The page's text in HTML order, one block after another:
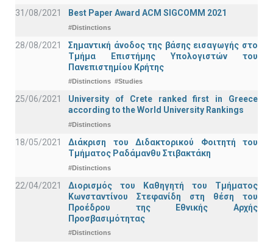
31/08/2021 Best Paper Award ACM SIGCOMM 2021
#Distinctions
28/08/2021
Σημαντική άνοδος της βάσης εισαγωγής στο
Τμήμα Επιστήμης Υπολογιστών του
Πανεπιστημίου Κρήτης
#Distinctions #Studies
25/06/2021
University of Crete ranked first in Greece
according to the World University Rankings
#Distinctions
18/05/2021
Διάκριση του Διδακτορικού Φοιτητή του
Τμήματος Ραδάμανθυ Στιβακτάκη
#Distinctions
22/04/2021
Διορισμός του Καθηγητή του Τμήματος
Κωνσταντίνου Στεφανίδη στη θέση του
Προέδρου της Εθνικής Αρχής
Προσβασιμότητας
#Distinctions